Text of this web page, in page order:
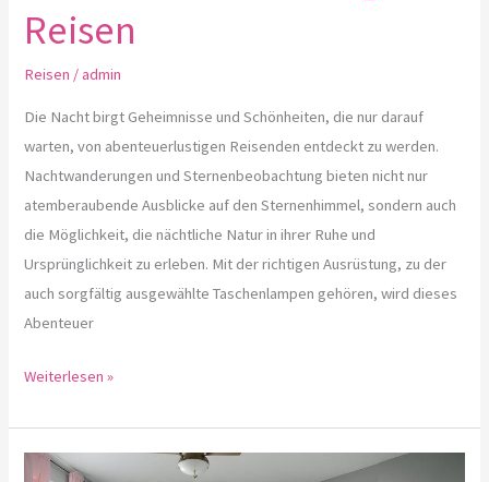
Reisen
Reisen /admin
Die Nacht birgt Geheimnisse und Schönheiten, die nur darauf
warten, von abenteuerlustigen Reisenden entdeckt zu werden.
Nachtwanderungen und Sternenbeobachtung bieten nicht nur
atemberaubende Ausblicke auf den Sternenhimmel, sondern auch
die Möglichkeit, die nächtliche Natur in ihrer Ruhe und
Ursprünglichkeit zu erleben. Mit der richtigen Ausrüstung, zu der
auch sorgfältig ausgewählte Taschenlampen gehören, wird dieses
Abenteuer
Weiterlesen »
Maximierung